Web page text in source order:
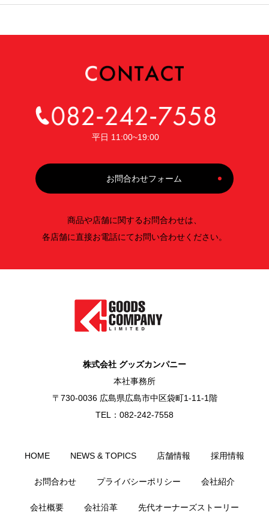
平日 11:00~19:00
お問合わせフォーム
商品や店舗に関するお問合わせは、
各店舗に直接お電話にてお問い合わせください。
株式会社 グッズカンパニー
本社事務所
〒730-0036 広島県広島市中区袋町1-11-1階
TEL：082-242-7558
HOME NEWS & TOPICS 店舗情報 採用情報
お問合わせ プライバシーポリシー 会社紹介
会社概要 会社沿革 先代オーナーズストーリー